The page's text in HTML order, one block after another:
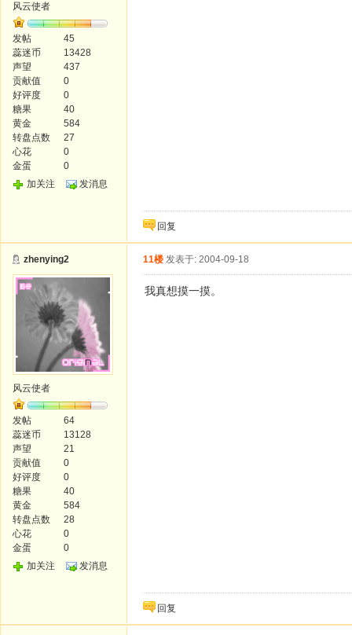
风云使者
发帖
45
蕊迷币
13428
声望
437
贡献值
0
好评度
0
糖果
40
黄金
584
转盘点数
27
心花
0
金蛋
0
加关注
发消息
回复
zhenying2
风云使者
发帖
64
蕊迷币
13128
声望
21
贡献值
0
好评度
0
糖果
40
黄金
584
转盘点数
28
心花
0
金蛋
0
加关注
发消息
11楼 发表于: 2004-09-18
我真想摸一摸。
回复